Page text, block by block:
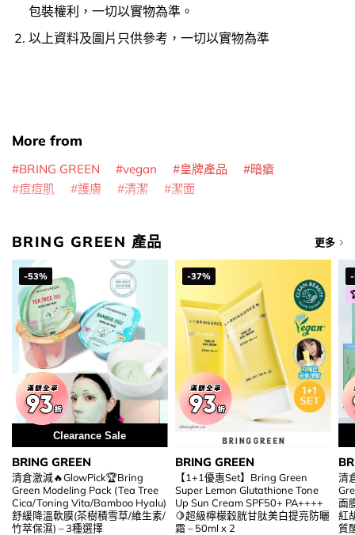
包裝權利，一切以實物為準。
以上資料及圖片只供參考，一切以實物為準
More from
BRING GREEN vegan 皇牌產品
暗瘡
痘痘肌
護膚 清潔 潔面
BRING GREEN 產品 更多
-53%
Clearance Sale
BRING GREEN
清倉激減🔥GlowPick🏆Bring
Green Modeling Pack (Tea Tree
Cica/Toning Vita/Bamboo Hyalu)
舒緩降溫軟膜(茶樹積雪草/維生素/
竹萃保濕) – 3種選擇
-37%
BRING GREEN
【1+1優惠Set】Bring Green
Super Lemon Glutathione Tone
Up Sun Cream SPF50+ PA++++
🍋超級檸檬穀胱甘肽美白提亮防曬
霜 – 50ml x 2
清
面
紅
質